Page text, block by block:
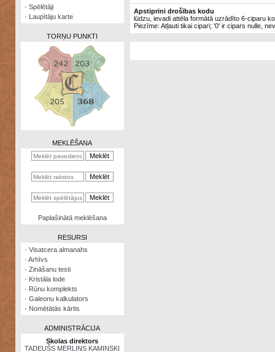
Zināšanu
kalkulators
Nomētātās
· Spēlētāji
· Laupītāju karte
TORŅU PUNKTI
MEKLĒŠANA
Paplašinātā meklēšana
RESURSI
· Visatcera almanahs
· Arhīvs
· Zināšanu testi
· Kristāla lode
· Rūnu komplekts
· Galeonu kalkulators
· Nomētātās kārtis
ADMINISTRĀCIJA
Skolas direktors
TADEUŠS MERLINS KAMINSKI
Apstiprini drošības kodu
lūdzu, ievadi attēla formātā uzrādīto 6-ciparu
Piezīme: Atļauti tikai cipari; '0' ir cipars nulle,